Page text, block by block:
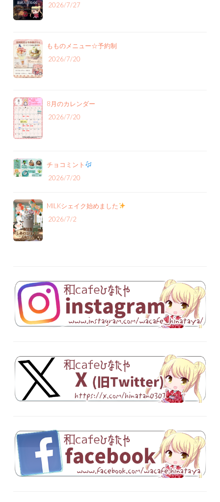
2026/7/27
もものメニュー‪☆予約制
2026/7/20
8月のカレンダー
2026/7/20
チョコミント
2026/7/20
MILKシェイク始めました
2026/7/2